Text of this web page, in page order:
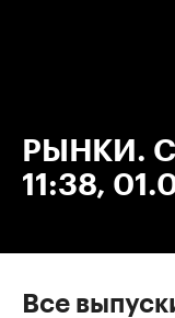
РЫНКИ.
11:38,
Все